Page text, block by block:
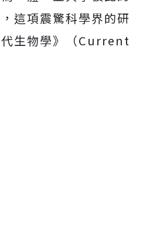
這項震驚科學界的研
生物學》（Current